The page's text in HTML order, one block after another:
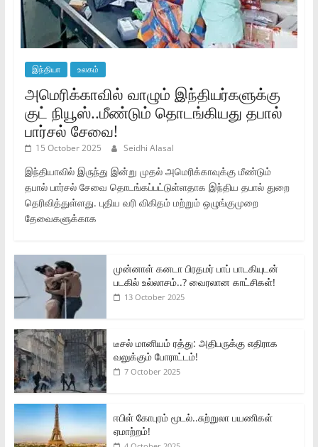
இந்தியா உலகம்
அமெரிக்காவில் வாழும் இந்தியர்களுக்கு
குட் நியூஸ்..மீண்டும் தொடங்கியது தபால்
பார்சல் சேவை!
15 October 2025 Seidhi Alasal
இந்தியாவில் இருந்து இன்று முதல் அமெரிக்காவுக்கு மீண்டும்
தபால் பார்சல் சேவை தொடங்கப்பட்டுள்ளதாக இந்திய தபால் துறை
தெரிவித்துள்ளது. புதிய வரி விகிதம் மற்றும் ஒழுங்குமுறை
தேவைகளுக்காக
முன்னாள் கனடா பிரதமர் பாப் பாடகியுடன்
படகில் உல்லாசம்..? வைரலான காட்சிகள்!
13 October 2025
டீசல் மானியம் ரத்து: அதிபருக்கு எதிராக
வலுக்கும் போராட்டம்!
7 October 2025
ஈபிள் கோபுரம் மூடல்..சுற்றுலா பயணிகள்
ஏமாற்றம்!